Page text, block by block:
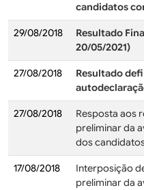
candidatos
29/08/2018
Resultado
20/05/2021)
27/08/2018
Resultado
27/08/2018
Resposta aos
preliminar da
dos
17/08/2018
Interposição
preliminar da